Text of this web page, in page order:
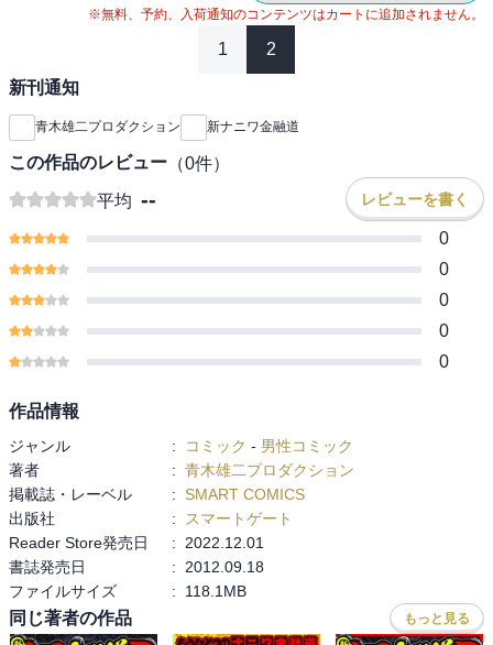
※無料、予約、入荷通知のコンテンツはカートに追加されません。
1 2
新刊通知
青木雄二プロダクション 新ナニワ金融道
この作品のレビュー （0件）
平均 -- レビューを書く
0
0
0
0
0
作品情報
ジャンル : コミック - 男性コミック
著者
: 青木雄二プロダクション
掲載誌・レーベル
:
SMART COMICS
出版社
:
スマートゲート
Reader Store発売日
:
2022.12.01
書誌発売日
:
2012.09.18
ファイルサイズ
: 118.1MB
同じ著者の作品 もっと見る